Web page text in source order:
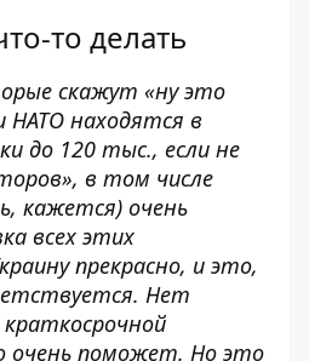
то делать
скажут «ну это
НАТО находятся в
до 120 тыс., если не
в том числе
кажется) очень
всех этих
прекрасно, и это,
Нет
очень поможет. Но это